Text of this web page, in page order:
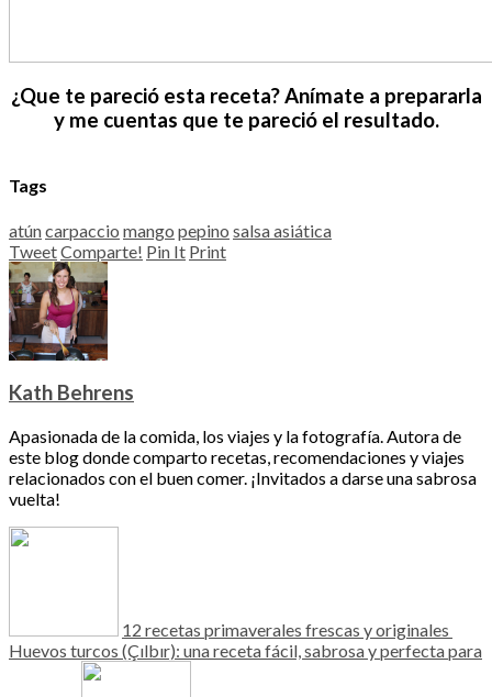
¿Que te pareció esta receta? Anímate a prepararla
y me cuentas que te pareció el resultado.
Tags
atúncarpaccio mango pepino salsa asiática
TweetComparte! Pin It Print
Kath Behrens
Apasionada de la comida, los viajes y la fotografía. Autora de
este blog donde comparto recetas, recomendaciones y viajes
relacionados con el buen comer. ¡Invitados a darse una sabrosa
vuelta!
12 recetas primaverales frescas y originales
Huevos turcos (Çılbır): una receta fácil, sabrosa y perfecta para